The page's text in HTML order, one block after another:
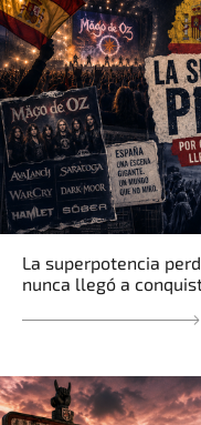
La superpotencia
nunca llegó a